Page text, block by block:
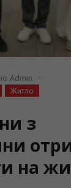
Admin
Житло
з
на